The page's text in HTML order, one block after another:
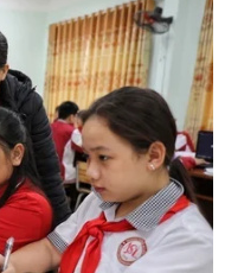
skynews.com.au)
Mạng lưới Động
ngày 8/12, một
đã xảy ra tại
cực Tây